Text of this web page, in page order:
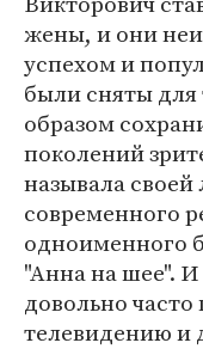
жены, и они
успехом и
были сняты
образом
поколений
называла
современного
одноименного
"Анна на шее". И
довольно
телевидению и